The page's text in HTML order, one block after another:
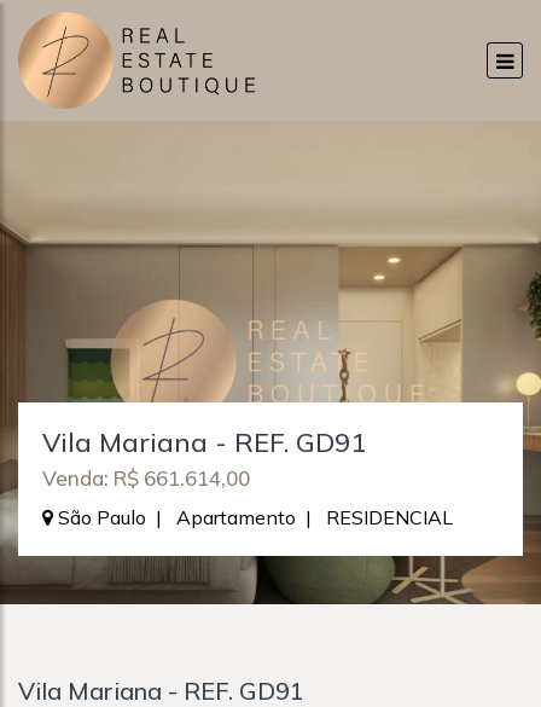
Vila Mariana - REF. GD91
Venda: R$ 661.614,00
São Paulo | Apartamento | RESIDENCIAL
Vila Mariana - REF. GD91